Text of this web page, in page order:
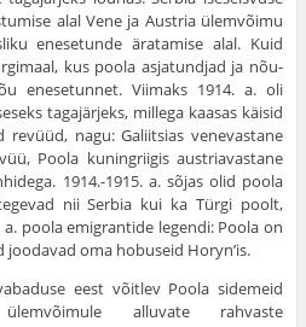
alal Vene ja Austria ülemvõimu
enesetunde äratamise alal. Kuid
kus poola asjatundjad ja nõu­
enesetunnet. Viimaks 1914. a. oli
tagajärjeks, millega kaasas käisid
re­vüüd, nagu: Galiitsias venevastane
Poola kuningriigis austriavastane
1914.-1915. a. sõjas olid poola
nii Serbia kui ka Türgi poolt,
poola emigrantide legendi: Poola on
joodavad oma hobuseid Horyn’is.
eest võitlev Poola sidemeid
allu­vate rahvaste